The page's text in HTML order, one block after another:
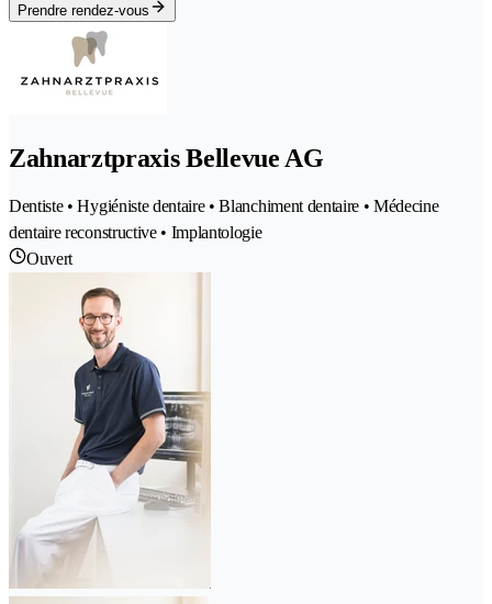
Prendre rendez-vous
Zahnarztpraxis Bellevue AG
Dentiste • Hygiéniste dentaire • Blanchiment dentaire • Médecine
dentaire reconstructive • Implantologie
Ouvert